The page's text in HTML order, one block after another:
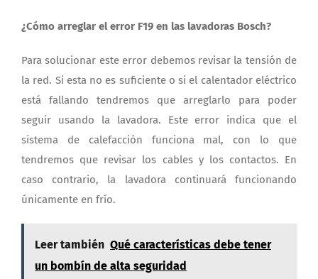
¿Cómo arreglar el error F19 en las lavadoras Bosch?
Para solucionar este error debemos revisar la tensión de
la red. Si esta no es suficiente o si el calentador eléctrico
está fallando tendremos que arreglarlo para poder
seguir usando la lavadora. Este error indica que el
sistema de calefacción funciona mal, con lo que
tendremos que revisar los cables y los contactos. En
caso contrario, la lavadora continuará funcionando
únicamente en frío.
Leer también Qué características debe tener
un bombín de alta seguridad